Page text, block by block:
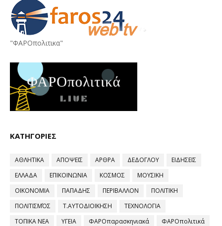
"ΦΑΡΟπολιτικα"
ΚΑΤΗΓΟΡΙΕΣ
ΑΘΛΗΤΙΚΑ ΑΠΟΨΕΙΣ ΑΡΘΡΑ ΔΕΔΟΓΛΟΥ
ΕΙΔΗΣΕΙΣ
ΕΛΛΑΔΑ
ΕΠΙΚΟΙΝΩΝΙΑ ΚΟΣΜΟΣ
ΜΟΥΣΙΚΗ
ΟΙΚΟΝΟΜΙΑ
ΠΑΠΑΔΗΣ ΠΕΡΙΒΑΛΛΟΝ
ΠΟΛΙΤΙΚΗ
ΠΟΛΙΤΙΣΜΌΣ
Τ.ΑΥΤΟΔΙΟΙΚΗΣΗ
ΤΕΧΝΟΛΟΓΙΑ
ΤΟΠΙΚΑ ΝΕΑ
ΥΓΕΙΑ ΦΑΡΟπαρασκηνιακά ΦΑΡΟπολιτικά